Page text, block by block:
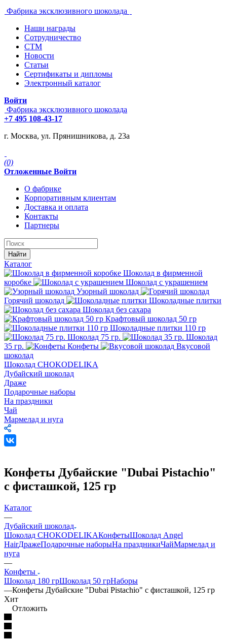
Фабрика эксклюзивного шоколада
Наши награды
Сотрудничество
СТМ
Новости
Статьи
Сертификаты и дипломы
Электронный каталог
Войти
Фабрика эксклюзивного шоколада
+7 495 108-43-17
г. Москва, ул. Прянишникова, д. 23а
(0)
Отложенные Войти
О фабрике
Корпоративным клиентам
Доставка и оплата
Контакты
Партнеры
Найти
Каталог
Шоколад в фирменной
коробке
Шоколад с украшением
Узорный шоколад
Горячий шоколад
Шоколадные плитки
Шоколад без сахара
Крафтовый шоколад 50 гр
Шоколадные плитки 110 гр
Шоколад 75 гр.
Шоколад
35 гр.
Конфеты
Вкусовой
шоколад
Шоколад CHOKODELIKA
Дубайский шоколад
Драже
Подарочные наборы
На праздники
Чай
Мармелад и нуга
Конфеты Дубайские "Dubai Pistachio"
с фисташкой, 125 гр
Каталог
—
Дубайский шоколад
Шоколад CHOKODELIKAКонфетыШоколад Angel
HairДражеПодарочные наборыНа праздникиЧайМармелад и
нуга
—
Конфеты
Шоколад 180 грШоколад 50 грНаборы
—Конфеты Дубайские "Dubai Pistachio" с фисташкой, 125 гр
Хит
Отложить